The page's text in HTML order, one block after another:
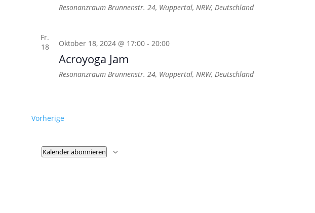
Resonanzraum Brunnenstr. 24, Wuppertal, NRW, Deutschland
Fr.
18
Oktober 18, 2024 @ 17:00- 20:00
Acroyoga Jam
Resonanzraum Brunnenstr. 24, Wuppertal, NRW, Deutschland
VorherigeVeranstaltungen
Kalender abonnieren